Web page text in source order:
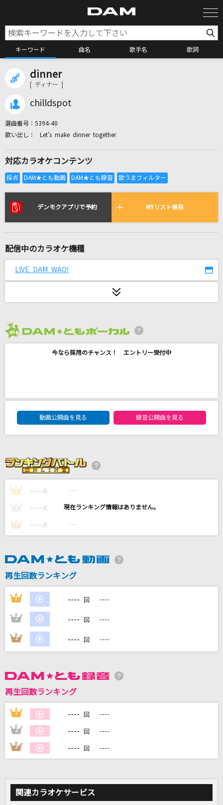
キーワード 曲名 歌手名 歌詞
全国りれき
リアルタイムで歌われている曲の一覧
START IT AGAIN
I LOVE...
Official髭男dism
川崎鷹也
むげんだいすき
烏(ビデオクリップバージョン)
ヨルシカ
カラオケ最新情報をチェック！
dinner
[ ディナー ]
chilldspot
選曲番号： 5394-40
Let's make dinner together
対応カラオケコンテンツ
デンモクアプリで予約 MYリスト保存
配信中のカラオケ機種
LIVE DAM WAO!
今なら採用のチャンス！ エントリー受付中
DAM★ともボーカルエントリーランキング
動画公開曲を見る
録音公開曲を見る
1 ---- 点 ----
---- 点 ----
3 ---- 点 ----
再生回数ランキング
1 ---- 回 ----
2 ---- 回 ----
3 ---- 回 ----
再生回数ランキング
1 ---- 回 ----
2 ---- 回 ----
3 ---- 回 ----
関連カラオケサービス